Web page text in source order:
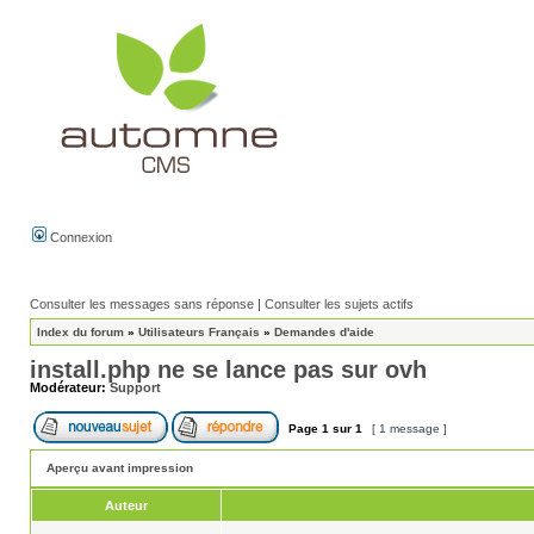
Connexion
Consulter les messages sans réponse | Consulter les sujets actifs
Index du forum » Utilisateurs Français » Demandes d'aide
install.php ne se lance pas sur ovh
Modérateur:Support
Page 1 sur 1 [ 1 message ]
Aperçu avant impression
Auteur